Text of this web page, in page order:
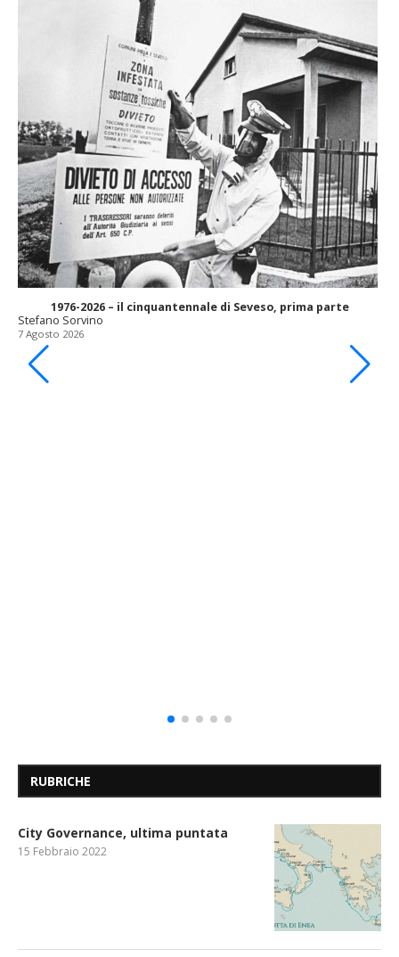
1976-2026 – il cinquantennale di Seveso, prima parte
Stefano Sorvino
7 Agosto 2026
RUBRICHE
City Governance, ultima puntata
15 Febbraio 2022